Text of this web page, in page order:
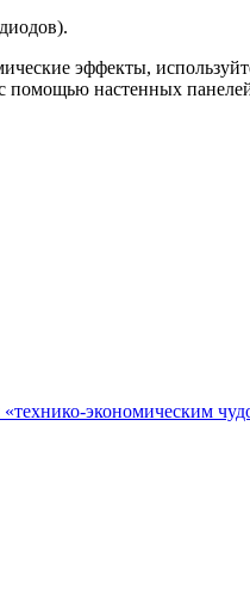
эффекты,
помощью настенных
«технико-экономическим